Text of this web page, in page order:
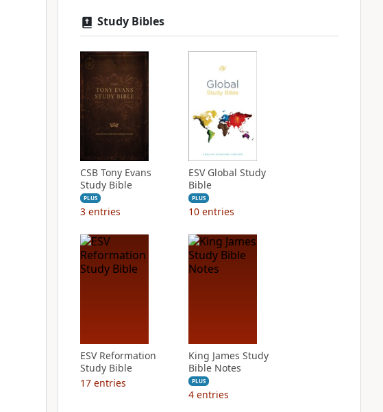
Study Bibles
CSB Tony Evans
Study Bible
PLUS
3 entries
ESV Global Study
Bible
PLUS
10 entries
ESV Reformation
Study Bible
17 entries
King James Study
Bible Notes
PLUS
4 entries